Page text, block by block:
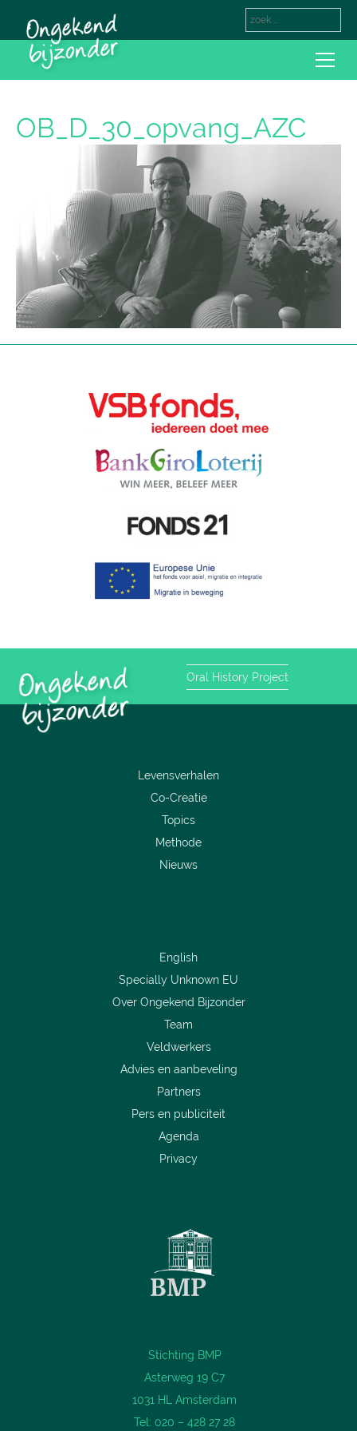
OB_D_30_opvang_AZC
Oral History Project
Levensverhalen
Co-Creatie
Topics
Methode
Nieuws
English
Specially Unknown EU
Over Ongekend Bijzonder
Team
Veldwerkers
Advies en aanbeveling
Partners
Pers en publiciteit
Agenda
Privacy
Stichting BMP
Asterweg 19 C7
1031 HL Amsterdam
Tel: 020 – 428 27 28